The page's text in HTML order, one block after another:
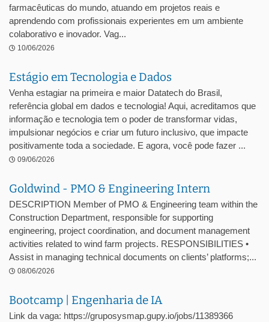
farmacêuticas do mundo, atuando em projetos reais e
aprendendo com profissionais experientes em um ambiente
colaborativo e inovador. Vag...
10/06/2026
Estágio em Tecnologia e Dados
Venha estagiar na primeira e maior Datatech do Brasil,
referência global em dados e tecnologia! Aqui, acreditamos que
informação e tecnologia tem o poder de transformar vidas,
impulsionar negócios e criar um futuro inclusivo, que impacte
positivamente toda a sociedade. E agora, você pode fazer ...
09/06/2026
Goldwind - PMO & Engineering Intern
DESCRIPTION Member of PMO & Engineering team within the
Construction Department, responsible for supporting
engineering, project coordination, and document management
activities related to wind farm projects. RESPONSIBILITIES •
Assist in managing technical documents on clients’ platforms;...
08/06/2026
Bootcamp | Engenharia de IA
Link da vaga: https://gruposysmap.gupy.io/jobs/11389366